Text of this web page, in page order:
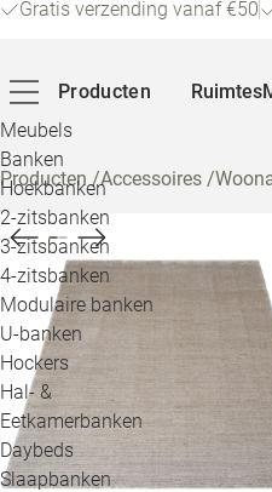
Gratis verzending vanaf €50
Producten
Meubels
Banken
Hoekbanken
2-zitsbanken
3-zitsbanken
4-zitsbanken
Modulaire banken
U-banken
Hockers
Hal- &
Eetkamerbanken
Daybeds
Slaapbanken
Ruimtes
Producten/Accessoires /